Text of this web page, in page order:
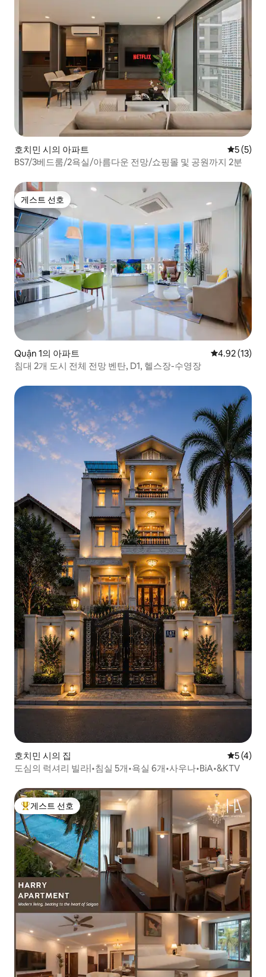
호치민 시의 아파트 평점 5점
5 (5)
BS7/3베드룸/2욕실/아름다운 전망/쇼핑몰 및 공원까지 2분
게스트 선호
게스트 선호
Quận 1의 아파트 평점 4.92점
4.92 (13)
침대 2개 도시 전체 전망 벤탄, D1, 헬스장-수영장
호치민 시의 집 평점 5점
5 (4)
도심의 럭셔리 빌라|•침실 5개•욕실 6개•사우나•BiA•&KTV
상위 게스트 선호
게스트 선호